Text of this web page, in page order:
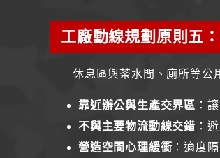
工廠動線規劃原則五
休息區與茶水間、廁所等公
靠近辦公與生產交界區 ：
不與主要物流動線交錯 ：
營造空間心理緩衝：適度